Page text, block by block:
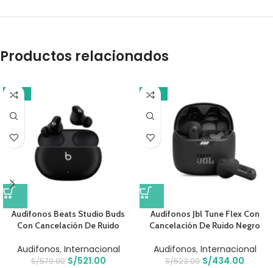
Productos relacionados
-10%
Audífonos Beats Studio Buds
Con Cancelación De Ruido
Audifonos, Internacional
S/579.00 S/521.00
-17%
Audífonos Jbl Tune Flex Con
Cancelación De Ruido Negro
Audifonos, Internacional
S/523.00 S/434.00